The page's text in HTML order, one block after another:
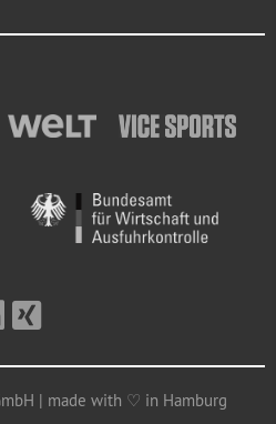
| made with ♡ in Hamburg